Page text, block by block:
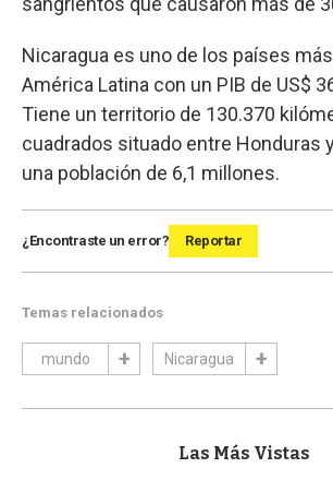
Nicaragua es uno de los países
América Latina con un PIB de US$
Tiene un territorio de 130.370
cuadrados situado entre Honduras
una población de 6,1 millones.
¿Encontraste un error? Reportar
Temas relacionados
mundo Nicaragua
Las Más Vistas